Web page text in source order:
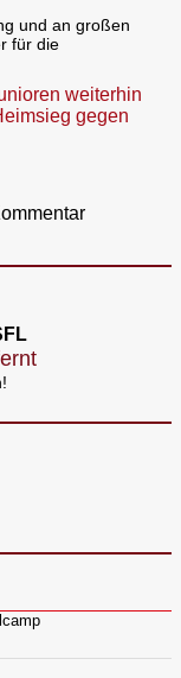
und an großen
für die
weiterhin
gegen